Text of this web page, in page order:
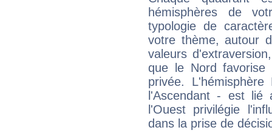
hémisphères de
typologie de
votre thème, autour
valeurs
que le Nord favorise
privée.
l'Ascendant - est
l'Ouest privilégie
dans la prise de